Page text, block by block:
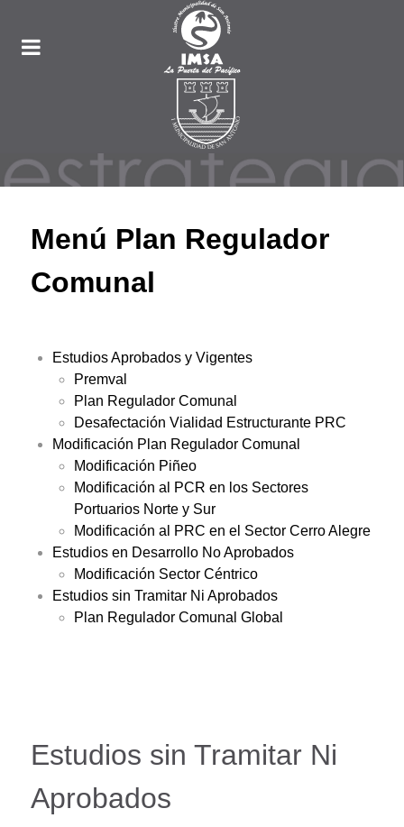
Menú Plan Regulador
Comunal
Estudios Aprobados y Vigentes
Premval
Plan Regulador Comunal
Desafectación Vialidad Estructurante PRC
Modificación Plan Regulador Comunal
Modificación Piñeo
Modificación al PCR en los Sectores
Portuarios Norte y Sur
Modificación al PRC en el Sector Cerro Alegre
Estudios en Desarrollo No Aprobados
Modificación Sector Céntrico
Estudios sin Tramitar Ni Aprobados
Plan Regulador Comunal Global
Estudios sin Tramitar Ni
Aprobados